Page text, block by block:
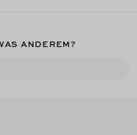
ANDEREM?